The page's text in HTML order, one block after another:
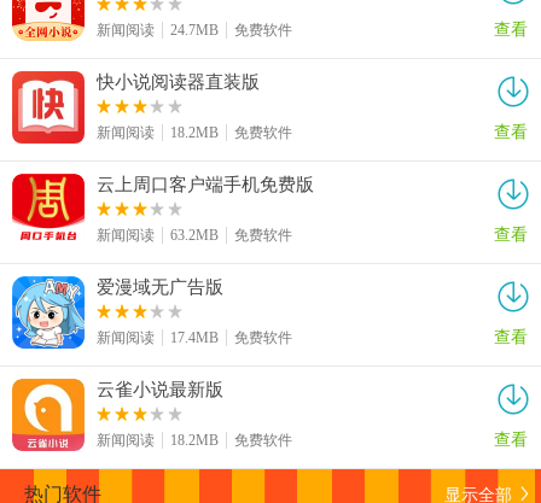
新闻阅读 24.7MB 免费软件 查看
快小说阅读器直装版
新闻阅读 18.2MB 免费软件 查看
云上周口客户端手机免费版
新闻阅读 63.2MB 免费软件 查看
爱漫域无广告版
新闻阅读 17.4MB 免费软件 查看
云雀小说最新版
新闻阅读 18.2MB 免费软件 查看
热门软件 显示全部